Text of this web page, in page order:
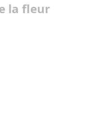
la fleur